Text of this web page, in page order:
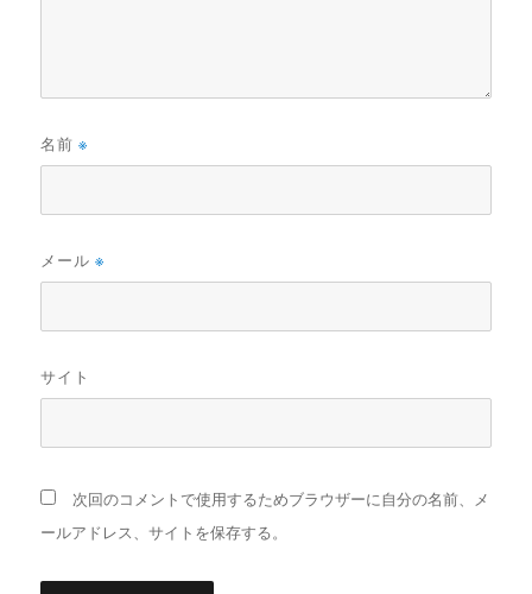
名前※
メール※
サイト
次回のコメントで使用するためブラウザーに自分の名前、メ
ールアドレス、サイトを保存する。